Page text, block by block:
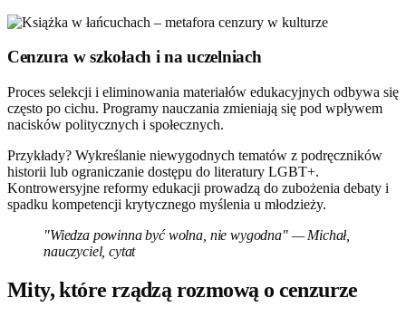
Cenzura w szkołach i na uczelniach
Proces selekcji i eliminowania materiałów edukacyjnych odbywa się
często po cichu. Programy nauczania zmieniają się pod wpływem
nacisków politycznych i społecznych.
Przykłady? Wykreślanie niewygodnych tematów z podręczników
historii lub ograniczanie dostępu do literatury LGBT+.
Kontrowersyjne reformy edukacji prowadzą do zubożenia debaty i
spadku kompetencji krytycznego myślenia u młodzieży.
"Wiedza powinna być wolna, nie wygodna" — Michał,
nauczyciel, cytat
Mity, które rządzą rozmową o cenzurze